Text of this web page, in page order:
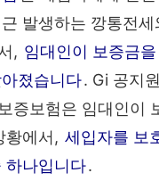
발생하는 깡통전세
, 임대인이 보증금
졌습니다. Gi 공지
증보험은 임대인이
황에서, 세입자를 보
하나입니다.